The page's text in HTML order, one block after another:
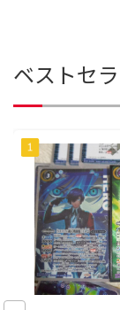
ベストセ